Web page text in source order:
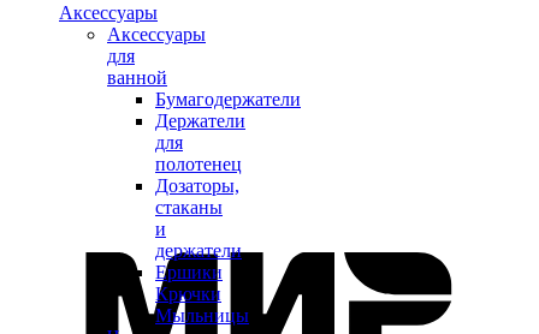
Аксессуары
Аксессуары
для
ванной
Бумагодержатели
Держатели
для
полотенец
Дозаторы,
стаканы
и
держатели
Ершики
Крючки
Мыльницы